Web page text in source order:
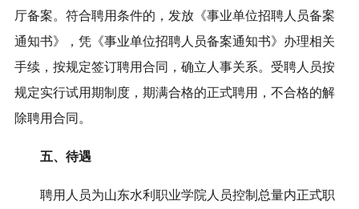
厅备案。符合聘用条件的，发放《事业单位招聘人员备案
通知书》，凭《事业单位招聘人员备案通知书》办理相关
手续，按规定签订聘用合同，确立人事关系。受聘人员按
规定实行试用期制度，期满合格的正式聘用，不合格的解
除聘用合同。
五、待遇
聘用人员为山东水利职业学院人员控制总量内正式职